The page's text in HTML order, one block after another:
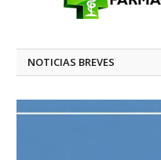
NOTICIAS BREVES